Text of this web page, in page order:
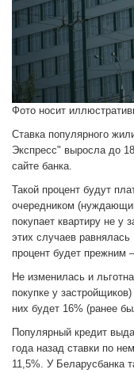
Фото носит
Ставка популярного
Экспресс" выросла до
сайте банка.
Такой процент будут
очередником
покупает квартиру не у
этих случаев
процент будет прежним
Не изменилась и
покупке у
них будет 16% (ранее
Популярный кредит
года назад ставки по
11,5%. У Беларусбанка